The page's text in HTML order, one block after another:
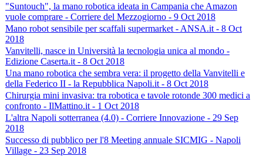
"Suntouch", la mano robotica ideata in Campania che Amazon
vuole comprare - Corriere del Mezzogiorno - 9 Oct 2018
Mano robot sensibile per scaffali supermarket - ANSA.it - 8 Oct
2018
Vanvitelli, nasce in Università la tecnologia unica al mondo -
Edizione Caserta.it - 8 Oct 2018
Una mano robotica che sembra vera: il progetto della Vanvitelli e
della Federico II - la Repubblica Napoli.it - 8 Oct 2018
Chirurgia mini invasiva: tra robotica e tavole rotonde 300 medici a
confronto - IlMattino.it - 1 Oct 2018
L'altra Napoli sotterranea (4.0) - Corriere Innovazione - 29 Sep
2018
Successo di pubblico per l'8 Meeting annuale SICMIG - Napoli
Village - 23 Sep 2018